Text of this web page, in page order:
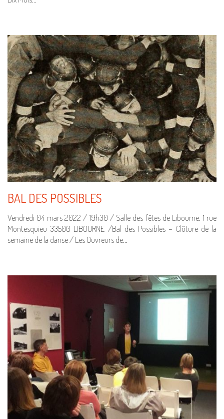
BAL DES POSSIBLES
Vendredi 04 mars 2022 / 19h30 / Salle des fêtes de Libourne, 1 rue
Montesquieu 33500 LIBOURNE /Bal des Possibles – Clôture de la
semaine de la danse / Les Ouvreurs de…